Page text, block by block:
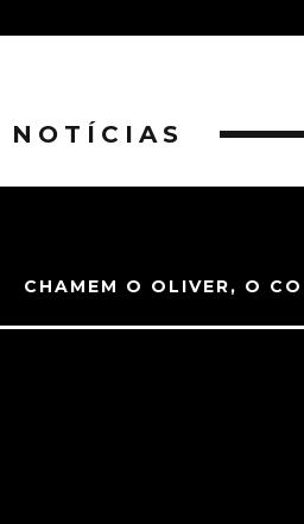
NOTÍCIAS
CHAMEM O OLIVER, O